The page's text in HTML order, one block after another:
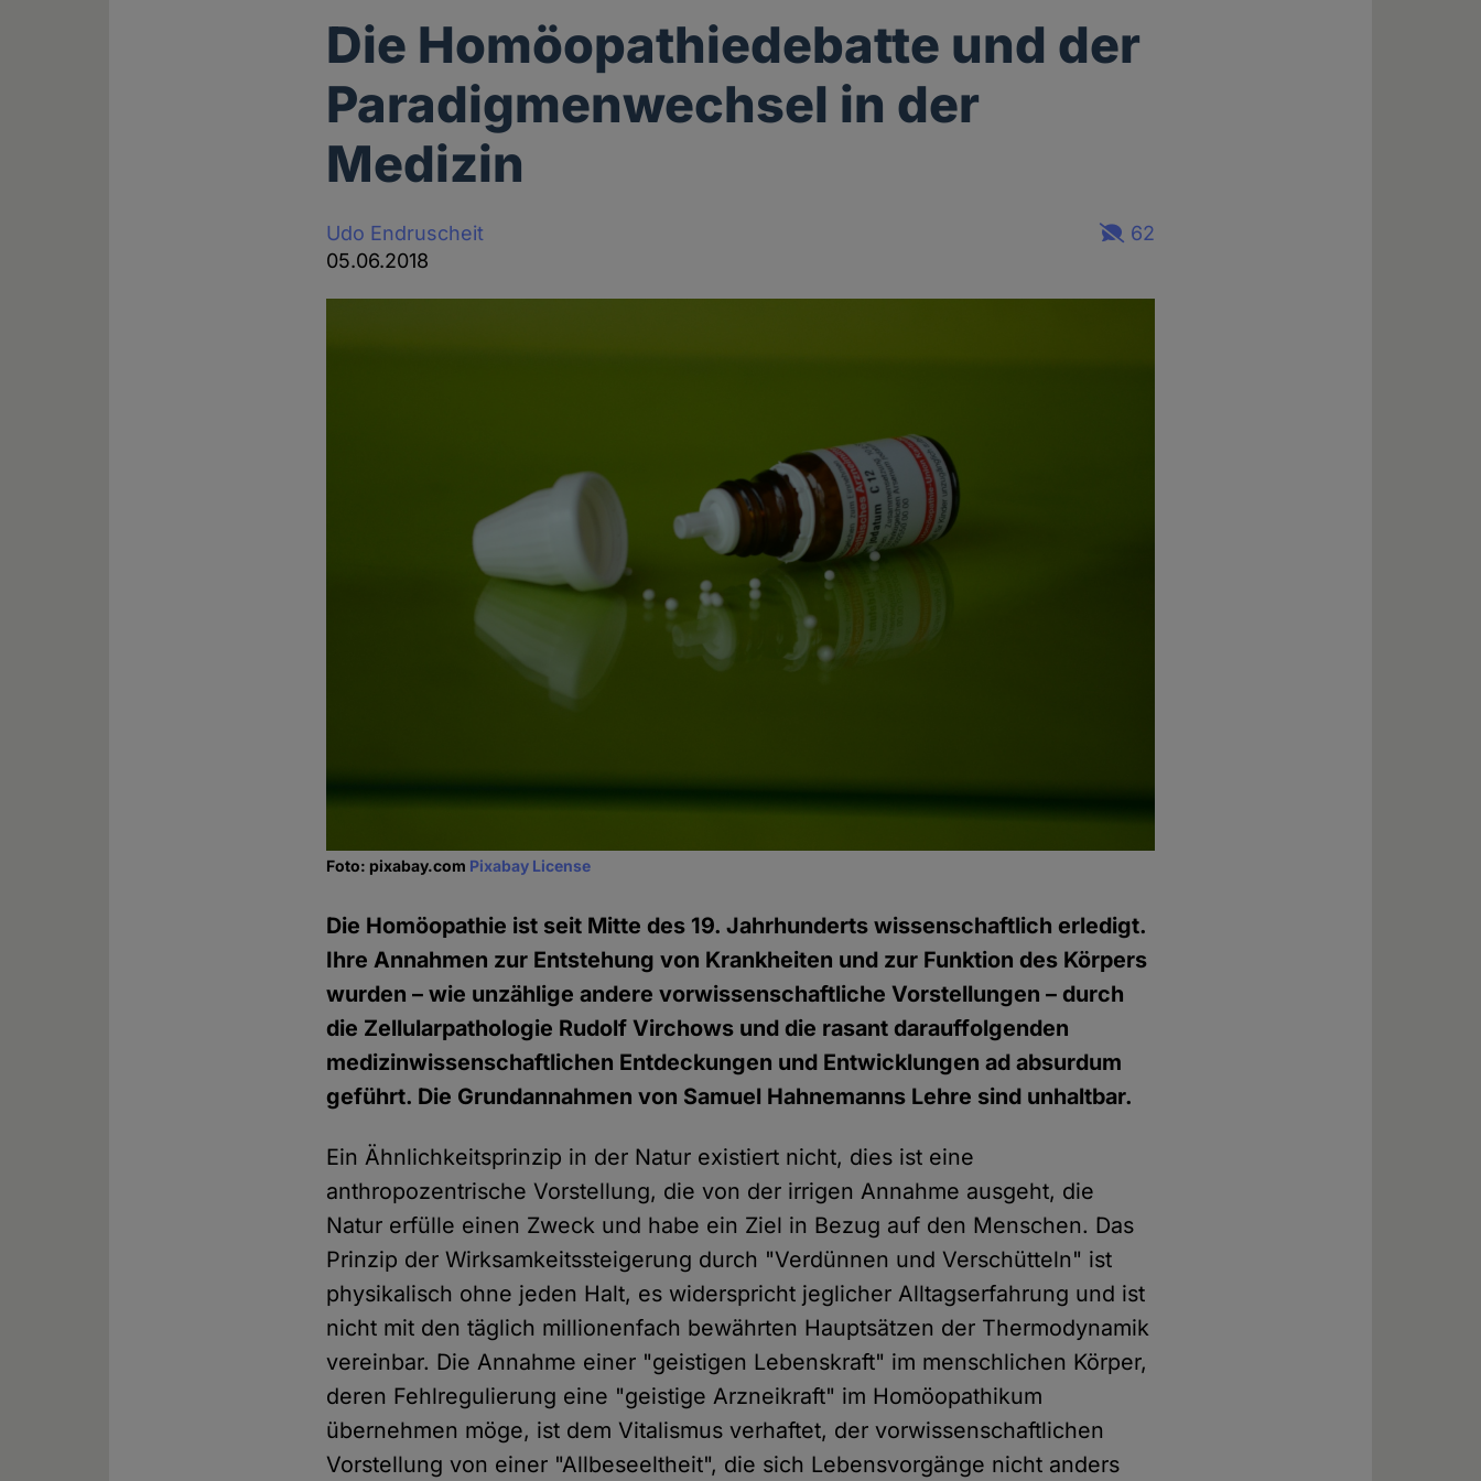
Die Homöopathiedebatte und der
Paradigmenwechsel in der
Medizin
Udo Endruscheit
05.06.2018
62
Foto: pixabay.com Pixabay License
Die Homöopathie ist seit Mitte des 19. Jahrhunderts wissenschaftlich erledigt.
Ihre Annahmen zur Entstehung von Krankheiten und zur Funktion des Körpers
wurden – wie unzählige andere vorwissenschaftliche Vorstellungen – durch
die Zellularpathologie Rudolf Virchows und die rasant darauffolgenden
medizinwissenschaftlichen Entdeckungen und Entwicklungen ad absurdum
geführt. Die Grundannahmen von Samuel Hahnemanns Lehre sind unhaltbar.
Ein Ähnlichkeitsprinzip in der Natur existiert nicht, dies ist eine
anthropozentrische Vorstellung, die von der irrigen Annahme ausgeht, die
Natur erfülle einen Zweck und habe ein Ziel in Bezug auf den Menschen. Das
Prinzip der Wirksamkeitssteigerung durch "Verdünnen und Verschütteln" ist
physikalisch ohne jeden Halt, es widerspricht jeglicher Alltagserfahrung und ist
nicht mit den täglich millionenfach bewährten Hauptsätzen der Thermodynamik
vereinbar. Die Annahme einer "geistigen Lebenskraft" im menschlichen Körper,
deren Fehlregulierung eine "geistige Arzneikraft" im Homöopathikum
übernehmen möge, ist dem Vitalismus verhaftet, der vorwissenschaftlichen
Vorstellung von einer "Allbeseeltheit", die sich Lebensvorgänge nicht anders